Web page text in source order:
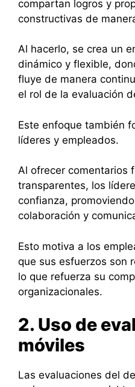
compartan logros y
constructivas de
Al hacerlo, se crea un
dinámico y flexible,
fluye de manera
el rol de la evaluación
Este enfoque también
líderes y empleados.
Al ofrecer comentarios
transparentes, los
confianza,
colaboración y
Esto motiva a los
que sus esfuerzos son
lo que refuerza su
organizacionales.
2. Uso de
móviles
Las evaluaciones del